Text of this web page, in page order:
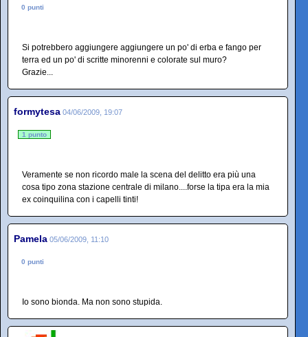
0 punti
Si potrebbero aggiungere aggiungere un po' di erba e fango per
terra ed un po' di scritte minorenni e colorate sul muro?
Grazie...
formytesa 04/06/2009, 19:07
1 punto
Veramente se non ricordo male la scena del delitto era più una
cosa tipo zona stazione centrale di milano....forse la tipa era la mia
ex coinquilina con i capelli tinti!
Pamela 05/06/2009, 11:10
0 punti
Io sono bionda. Ma non sono stupida.